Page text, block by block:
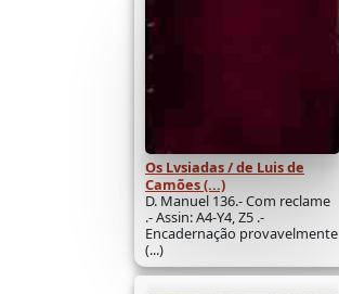
Os Lvsiadas / de Luis de
Camões (...)
D. Manuel 136.- Com reclame
.- Assin: A4-Y4, Z5 .-
Encadernação provavelmente
(...)